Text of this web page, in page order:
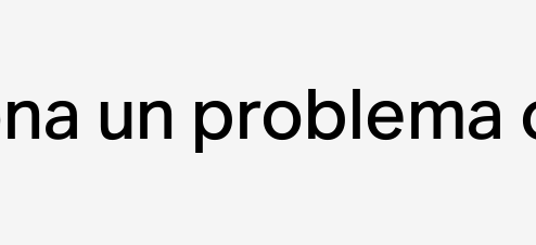
un problema